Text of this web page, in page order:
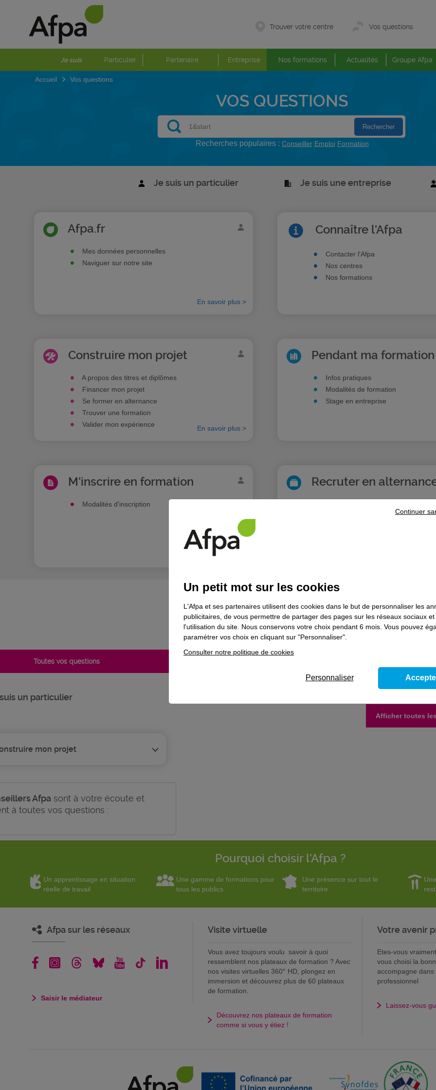
Trouver votre centre Vos questions
Je suis Particulier Partenaire Entreprise Nos formations Actualités Groupe Afpa
Accueil Vos questions
VOS QUESTIONS
Recherches populaires : Conseiller Emploi Formation
Je suis un particulier Je suis une entreprise
Afpa.fr
Mes données personnelles
Naviguer sur notre site
En savoir plus >
Connaître l'Afpa
Contacter l'Afpa
Nos centres
Nos formations
Construire mon projet
A propos des titres et diplômes
Financer mon projet
Se former en alternance
Trouver une formation
Valider mon expérience
En savoir plus >
Pendant ma formation
Infos pratiques
Modalités de formation
Stage en entreprise
M'inscrire en formation
Modalités d'inscription
En savoir plus >
Recruter en
Toutes vos questions
un particulier
mon projet
Afpa sont à votre écoute et
à toutes vos questions :
1 résultats
Ai-je droit à des congés pendant ma formation en
Afficher toutes
Pourquoi choisir l'Afpa ?
Un apprentissage en situation
réelle de travail
Une gamme de formations pour
tous les publics
Une présence sur tout le
territoire
Afpa sur les réseaux
Saisir le médiateur
Visite virtuelle
Vous avez toujours voulu savoir à quoi
ressemblent nos plateaux de formation ? Avec
nos visites virtuelles 360° HD, plongez en
immersion et découvrez plus de 60 plateaux
de formation.
Découvrez nos plateaux de formation
comme si vous y étiez !
Votre avenir
Etes-vous
vous choisi la
accompagne
professionnel
Laissez-vous
Un petit mot sur les cookies
L'Afpa et ses partenaires utilisent des cookies dans le but de personnaliser les
publicitaires, de vous permettre de partager des pages sur les réseaux sociaux
l'utilisation du site. Nous conservons votre choix pendant 6 mois. Vous pouvez
paramétrer vos choix en cliquant sur "Personnaliser".
Consulter notre politique de cookies
Continuer
Personnaliser